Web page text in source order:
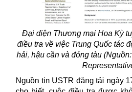
Đại diện Thương mại Hoa Kỳ
điều tra về việc Trung Quốc tác
hải, hậu cần và đóng tàu
Nguồn tin USTR đăng tải ngày